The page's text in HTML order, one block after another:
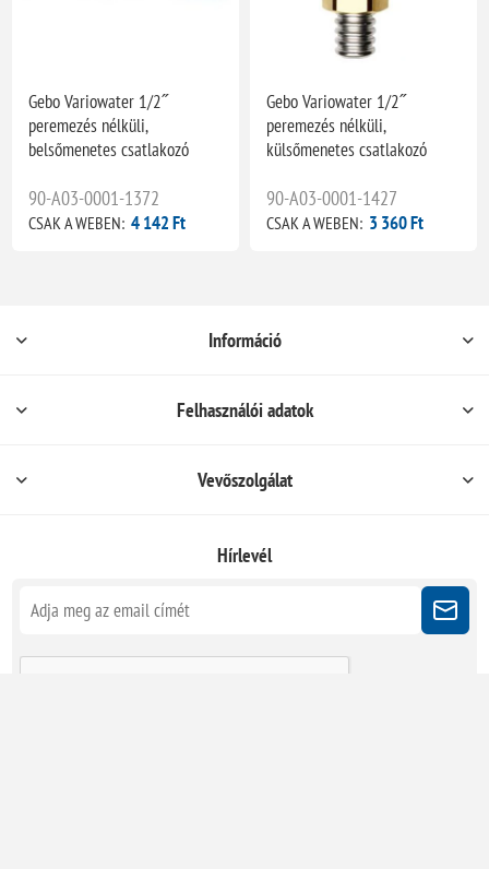
Gebo Variowater 1/2˝
peremezés nélküli,
belsőmenetes csatlakozó
90-A03-0001-1372
CSAK A WEBEN: 4 142 Ft
Gebo Variowater 1/2˝
peremezés nélküli,
külsőmenetes csatlakozó
90-A03-0001-1427
CSAK A WEBEN: 3 360 Ft
Információ
Felhasználói adatok
Vevőszolgálat
Hírlevél